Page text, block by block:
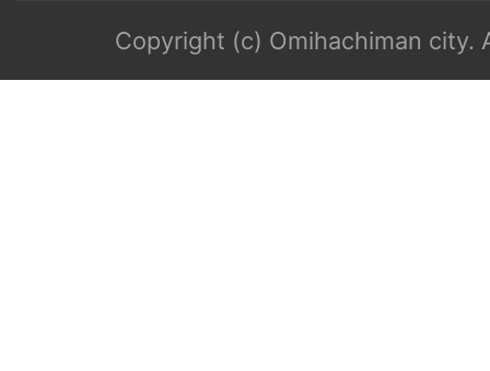
Copyright (c) Omihachiman city.